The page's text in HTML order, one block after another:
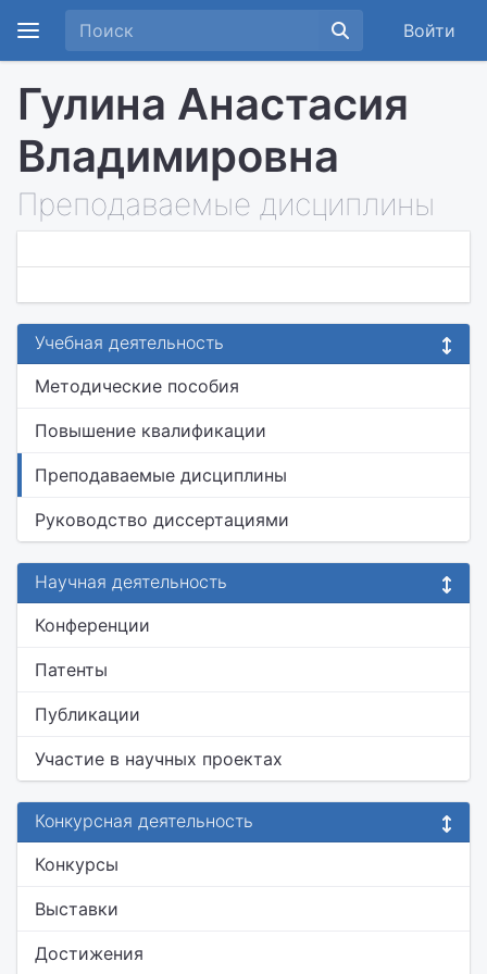
Войти
Гулина Анастасия
Владимировна
Преподаваемые дисциплины
Учебная деятельность
Методические пособия
Повышение квалификации
Преподаваемые дисциплины
Руководство диссертациями
Научная деятельность
Конференции
Патенты
Публикации
Участие в научных проектах
Конкурсная деятельность
Конкурсы
Выставки
Достижения